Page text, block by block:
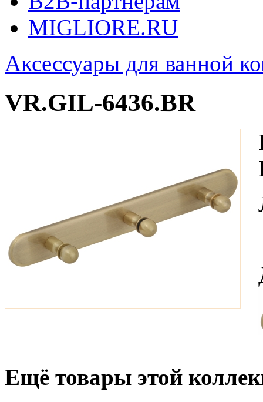
MIGLIORE.RU
Аксессуары для ванной
VR.GIL-6436.BR
Ещё товары этой